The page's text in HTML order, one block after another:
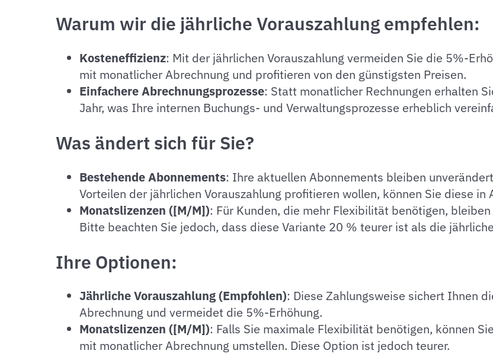
Warum wir die jährliche Vorauszahlung empfehlen:
Kosteneffizienz: Mit der jährlichen Vorauszahlung vermeiden Sie die 5%-
mit monatlicher Abrechnung und profitieren von den günstigsten Preisen.
Einfachere Abrechnungsprozesse: Statt monatlicher Rechnungen erhalten
Jahr, was Ihre internen Buchungs- und Verwaltungsprozesse erheblich
Was ändert sich für Sie?
Bestehende Abonnements: Ihre aktuellen Abonnements bleiben
Vorteilen der jährlichen Vorauszahlung profitieren wollen, können Sie diese
Monatslizenzen ([M/M]): Für Kunden, die mehr Flexibilität benötigen,
Bitte beachten Sie jedoch, dass diese Variante 20 % teurer ist als die
Ihre Optionen:
Jährliche Vorauszahlung (Empfohlen): Diese Zahlungsweise sichert Ihnen
Abrechnung und vermeidet die 5%-Erhöhung.
Monatslizenzen ([M/M]): Falls Sie maximale Flexibilität benötigen, können
mit monatlicher Abrechnung umstellen. Diese Option ist jedoch teurer.